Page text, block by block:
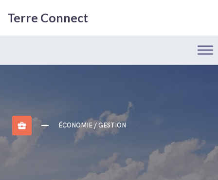
Terre Connect
business_center ÉCONOMIE / GESTION